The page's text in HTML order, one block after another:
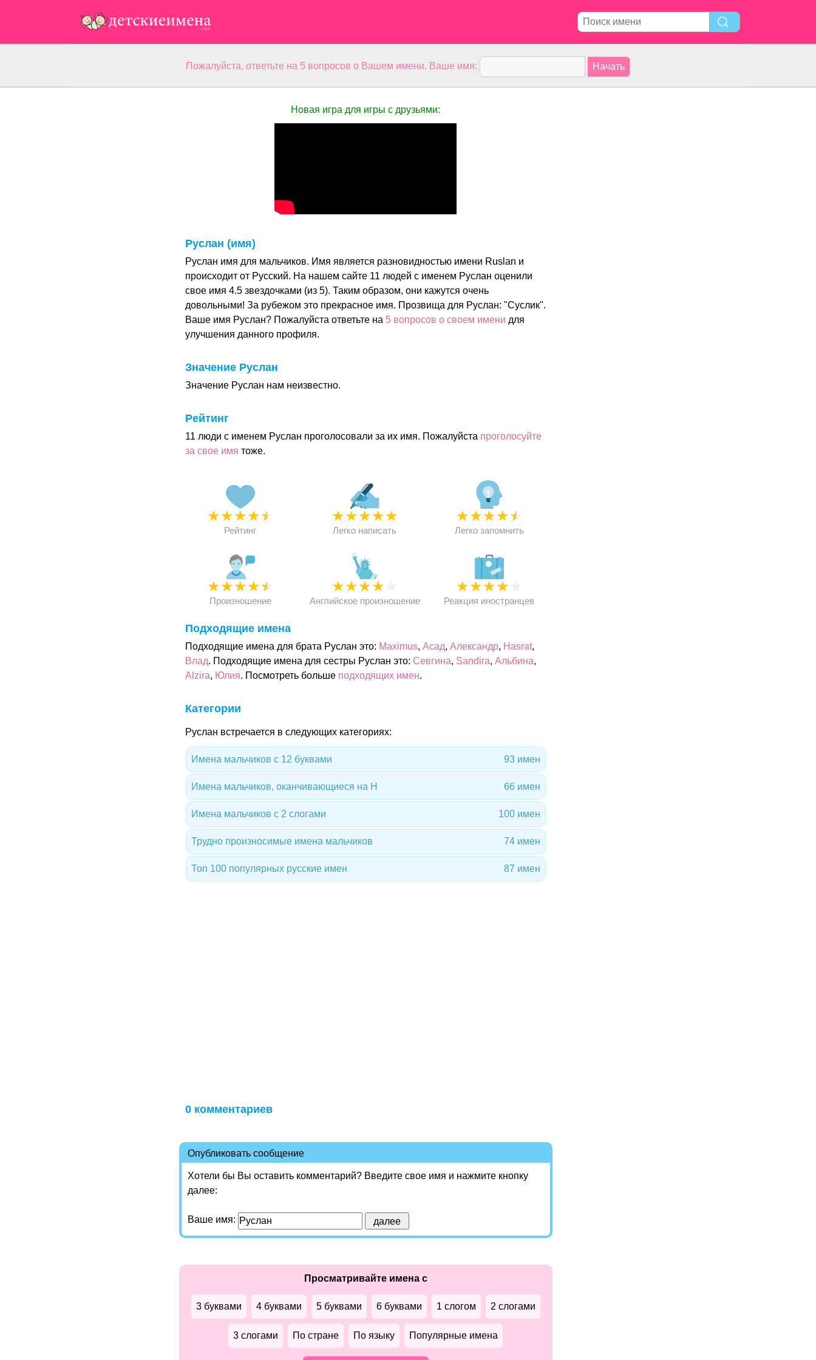
Пожалуйста, ответьте на 5 вопросов о Вашем имени. Ваше имя:
Новая игра для игры с друзьями:
Руслан (имя)
Руслан имя для мальчиков. Имя является разновидностью имени Ruslan и
происходит от Русский. На нашем сайте 11 людей с именем Руслан оценили
свое имя 4.5 звездочками (из 5). Таким образом, они кажутся очень
довольными! За рубежом это прекрасное имя. Прозвища для Руслан: "Суслик".
Ваше имя Руслан? Пожалуйста ответьте на 5 вопросов о своем имени для
улучшения данного профиля.
Значение Руслан
Значение Руслан нам неизвестно.
Рейтинг
11 люди с именем Руслан проголосовали за их имя. Пожалуйста проголосуйте
за свое имя тоже.
★★★★★
Рейтинг
★★★★★
Легко написать
★★★★★
Легко запомнить
★★★★★
Произношение
★★★★
Английское произношение
★★★★
Реакция иностранцев
Подходящие имена
Подходящие имена для брата Руслан это: Maximus, Асад, Александр, Hasrat,
Влад. Подходящие имена для сестры Руслан это: Севгина, Sandira, Альбина,
Alzira, Юлия. Посмотреть больше подходящих имен.
Категории
Руслан встречается в следующих категориях:
Имена мальчиков с 12 буквами 93 имен
Имена мальчиков, оканчивающиеся на Н 66 имен
Имена мальчиков с 2 слогами 100 имен
Трудно произносимые имена мальчиков 74 имен
Топ 100 популярных русские имен 87 имен
0 комментариев
Опубликовать сообщение
Хотели бы Вы оставить комментарий? Введите свое имя и нажмите кнопку
далее:
Ваше имя:
Просматривайте имена с
3 буквами 4 буквами 5 буквами 6 буквами 1 слогом 2 слогами
3 слогами По стране По языку Популярные имена